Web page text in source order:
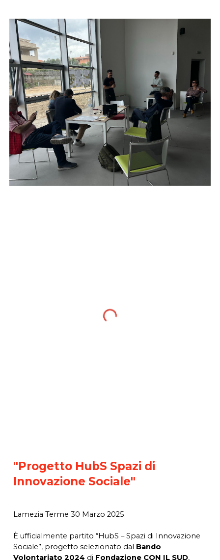
"Progetto HubS Spazi di
Innovazione Sociale"
Lamezia Terme 30 Marzo 2025
È ufficialmente partito “HubS – Spazi di Innovazione
Sociale”, progetto selezionato dal Bando
Volontariato 2024 di Fondazione CON IL SUD,